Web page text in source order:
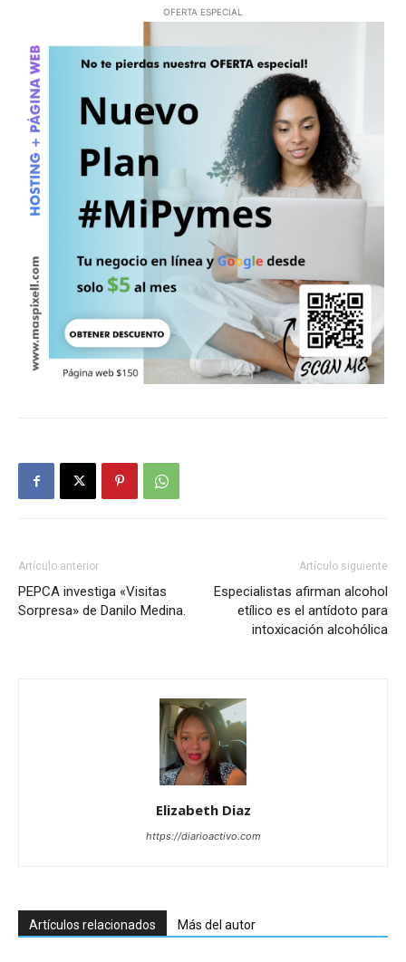
OFERTA ESPECIAL
Artículo anterior
PEPCA investiga «Visitas
Sorpresa» de Danilo Medina.
Artículo siguiente
Especialistas afirman alcohol
etílico es el antídoto para
intoxicación alcohólica
Elizabeth Diaz
https://diarioactivo.com
Artículos relacionados Más del autor